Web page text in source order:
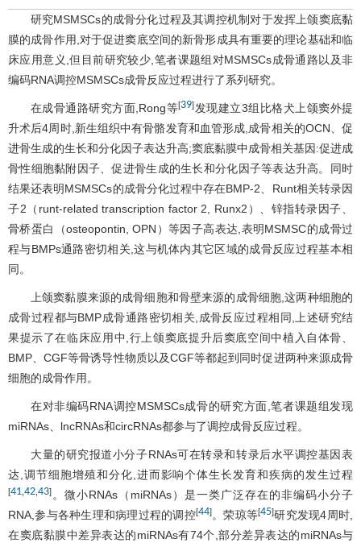
研究MSMSCs的成骨分化过程及其调控机制对于发挥上颌窦底黏
膜的成骨作用,对于促进窦底空间的新骨形成具有重要的理论基础和临
床应用意义,但目前研究较少,笔者课题组对MSMSCs成骨通路以及非
编码RNA调控MSMSCs成骨反应过程进行了系列研究。
在成骨通路研究方面,Rong等[39]发现建立3组比格犬上颌窦外提
升术后4周时,新生组织中有骨骼发育和血管形成,成骨相关的OCN、促
进骨生成的生长和分化因子表达升高;窦底黏膜中成骨相关基因:促进成
骨性细胞黏附因子、促进骨生成的生长和分化因子等表达升高。同时
结果还表明MSMSCs的成骨分化过程中存在BMP-2、Runt相关转录因
子2（runt-related transcription factor 2, Runx2）、锌指转录因子、
骨桥蛋白（osteopontin, OPN）等因子高表达,表明MSMSC的成骨过
程与BMPs通路密切相关,这与机体内其它区域的成骨反应过程基本相
同。
上颌窦黏膜来源的成骨细胞和骨壁来源的成骨细胞,这两种细胞的
成骨过程都与BMP成骨通路密切相关,成骨反应过程相同,上述研究结
果提示了在临床应用中,行上颌窦底提升后窦底空间中植入自体骨、
BMP、CGF等骨诱导性物质以及CGF等都起到同时促进两种来源成骨
细胞的成骨作用。
在对非编码RNA调控MSMSCs成骨的研究方面,笔者课题组发现
miRNAs、lncRNAs和circRNAs都参与了调控成骨反应过程。
大量的研究报道小分子RNAs可在转录和转录后水平调控基因表
达,调节细胞增殖和分化,进而影响个体生长发育和疾病的发生过程
[41 42 43] 。微小RNAs（miRNAs）是一类广泛存在的非编码小分子
RNA,参与各种生理和病理过程的调控[44]。荣琼等[45]研究发现4周时,
在窦底黏膜中差异表达的miRNAs有74个,部分差异表达的miRNAs与